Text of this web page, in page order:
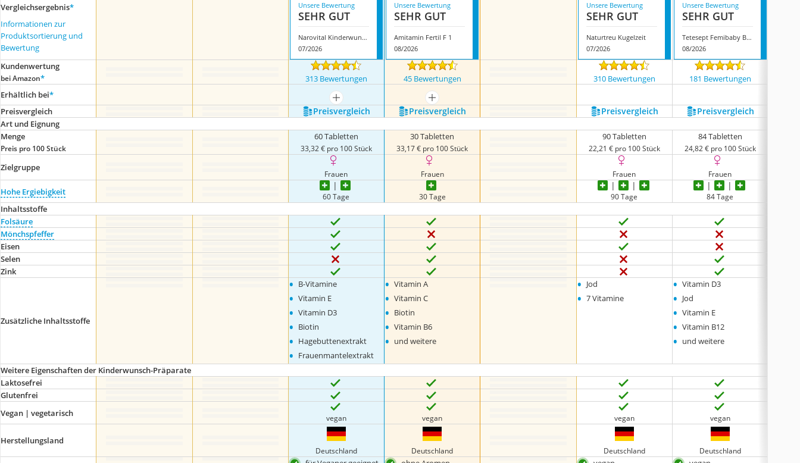
Vergleichsergebnis*
Informationen zur
Produktsortierung und
Bewertung
Unsere Bewertung
SEHR GUT
Narovital Kinderwunsch Folsäure
07/2026
Unsere Bewertung
SEHR GUT
Amitamin Fertil F 1
08/2026
Unsere Bewertung
SEHR GUT
Naturtreu Kugelzeit
07/2026
Unsere Bewertung
SEHR GUT
Tetesept Femibaby Babyplanung
08/2026
Kundenwertung
bei Amazon* 313 Bewertungen 45 Bewertungen 310 Bewertungen 181 Bewertungen
Erhältlich bei*
mehr anzeigen
mehr anzeigen
Preis­vergleich
Preis­vergleich Preis­vergleich Preis­vergleich Preis­vergleich
Art und Eignung
Menge
Preis pro 100 Stück
60 Tabletten
33,32 € pro 100 Stück
30 Tabletten
33,17 € pro 100 Stück
90 Tabletten
22,21 € pro 100 Stück
84 Tabletten
24,82 € pro 100 Stück
Zielgruppe
Frauen Frauen Frauen Frauen
Hohe Ergiebigkeit 60 Tage 30 Tage 90 Tage 84 Tage
Inhaltsstoffe
Folsäure
Mönchspfeffer
Eisen
Selen
Zink
Zusätzliche Inhaltsstoffe
• B-Vitamine
• Vitamin E
• Vitamin D3
• Biotin
• Hagebuttenextrakt
• Frauenmantelextrakt
• Vitamin A
• Vitamin C
• Biotin
• Vitamin B6
• und weitere
• Jod
• 7 Vitamine
• Vitamin D3
• Jod
• Vitamin E
• Vitamin B12
• und weitere
Weitere Eigenschaften der Kinderwunsch-Präparate
Laktosefrei
Glutenfrei
Vegan | vegetarisch
vegan vegan vegan vegan
Herstellungsland
Deutschland Deutschland Deutschland Deutschland